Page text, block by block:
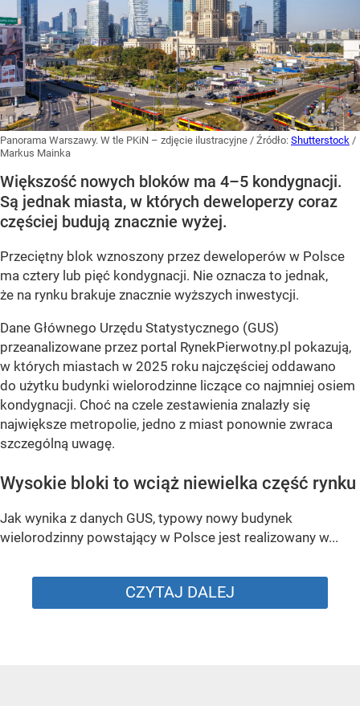
Panorama Warszawy. W tle PKiN – zdjęcie ilustracyjne / Źródło: Shutterstock /
Markus Mainka
Większość nowych bloków ma 4–5 kondygnacji.
Są jednak miasta, w których deweloperzy coraz
częściej budują znacznie wyżej.
Przeciętny blok wznoszony przez deweloperów w Polsce
ma cztery lub pięć kondygnacji. Nie oznacza to jednak,
że na rynku brakuje znacznie wyższych inwestycji.
Dane Głównego Urzędu Statystycznego (GUS)
przeanalizowane przez portal RynekPierwotny.pl pokazują,
w których miastach w 2025 roku najczęściej oddawano
do użytku budynki wielorodzinne liczące co najmniej osiem
kondygnacji. Choć na czele zestawienia znalazły się
największe metropolie, jedno z miast ponownie zwraca
szczególną uwagę.
Wysokie bloki to wciąż niewielka część rynku
Jak wynika z danych GUS, typowy nowy budynek
wielorodzinny powstający w Polsce jest realizowany w...
CZYTAJ DALEJ